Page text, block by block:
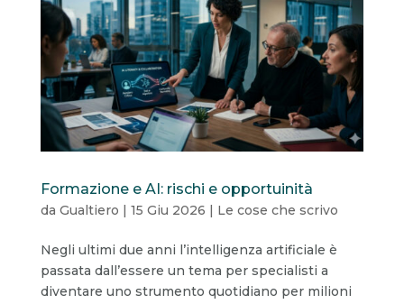
Formazione e AI: rischi e opportuinità
da Gualtiero | 15 Giu 2026 | Le cose che scrivo
Negli ultimi due anni l’intelligenza artificiale è
passata dall’essere un tema per specialisti a
diventare uno strumento quotidiano per milioni